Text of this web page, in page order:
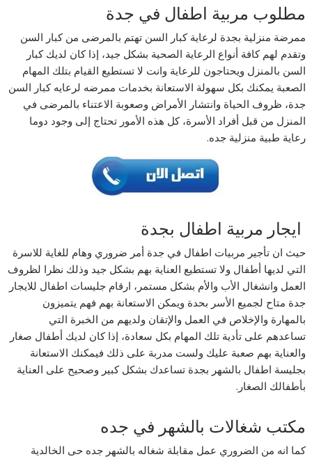
مطلوب مربية اطفال في جدة
ممرضة منزلية بجدة لرعاية كبار السن تهتم بالمرضى من كبار السن
وتقدم لهم كافة أنواع الرعاية الصحية بشكل جيد، إذا كان لديك كبار
السن بالمنزل ويحتاجون للرعاية وانت لا تستطيع القيام بتلك المهام
الصعبة يمكنك بكل سهولة الاستعانة بخدمات ممرضه لرعايه كبار السن
جدة، ظروف الحياة وانتشار الأمراض وصعوبة الاعتناء بالمرضى في
المنزل من قبل أفراد الأسرة، كل هذه الأمور تحتاج إلى وجود دوما
رعاية طبية منزلية جده.
ايجار مربية اطفال بجدة
حيث ان تأجير مربيات اطفال في جدة أمر ضروري وهام للغاية للاسرة
التي لديها أطفال ولا تستطيع العناية بهم بشكل جيد وذلك نظرا لظروف
العمل وانشغال الأب والأم بشكل مستمر، ارقام جليسات اطفال للايجار
جدة متاح لجميع الأسر بحدة ويمكن الاستعانة بهم فهم يتميزون
بالمهارة والإخلاص في العمل والإتقان ولديهم من الخبرة التي
تساعدهم على تأدية تلك المهام بكل سعادة، إذا كان لديك أطفال صغار
والعناية بهم صعبة عليك ولست مدربة على ذلك فيمكنك الاستعانة
بجليسة اطفال بالشهر بجدة تساعدك بشكل كبير وصحيح على العناية
بأطفالك الصغار.
مكتب شغالات بالشهر في جده
كما انه من الضروري عمل مقابلة شغاله بالشهر جده حى الخالدية